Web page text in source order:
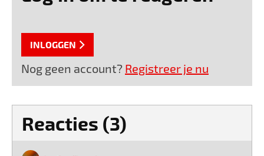
INLOGGEN
Nog geen account? Registreer je nu
Reacties (3)